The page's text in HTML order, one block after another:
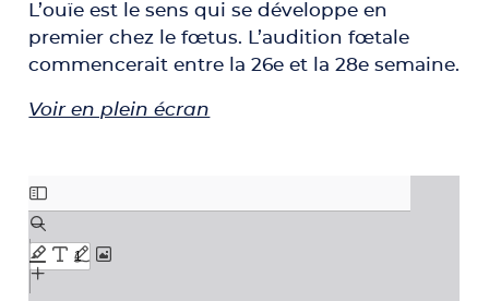
L’ouïe est le sens qui se développe en
premier chez le fœtus. L’audition fœtale
commencerait entre la 26e et la 28e semaine.
Voir en plein écran